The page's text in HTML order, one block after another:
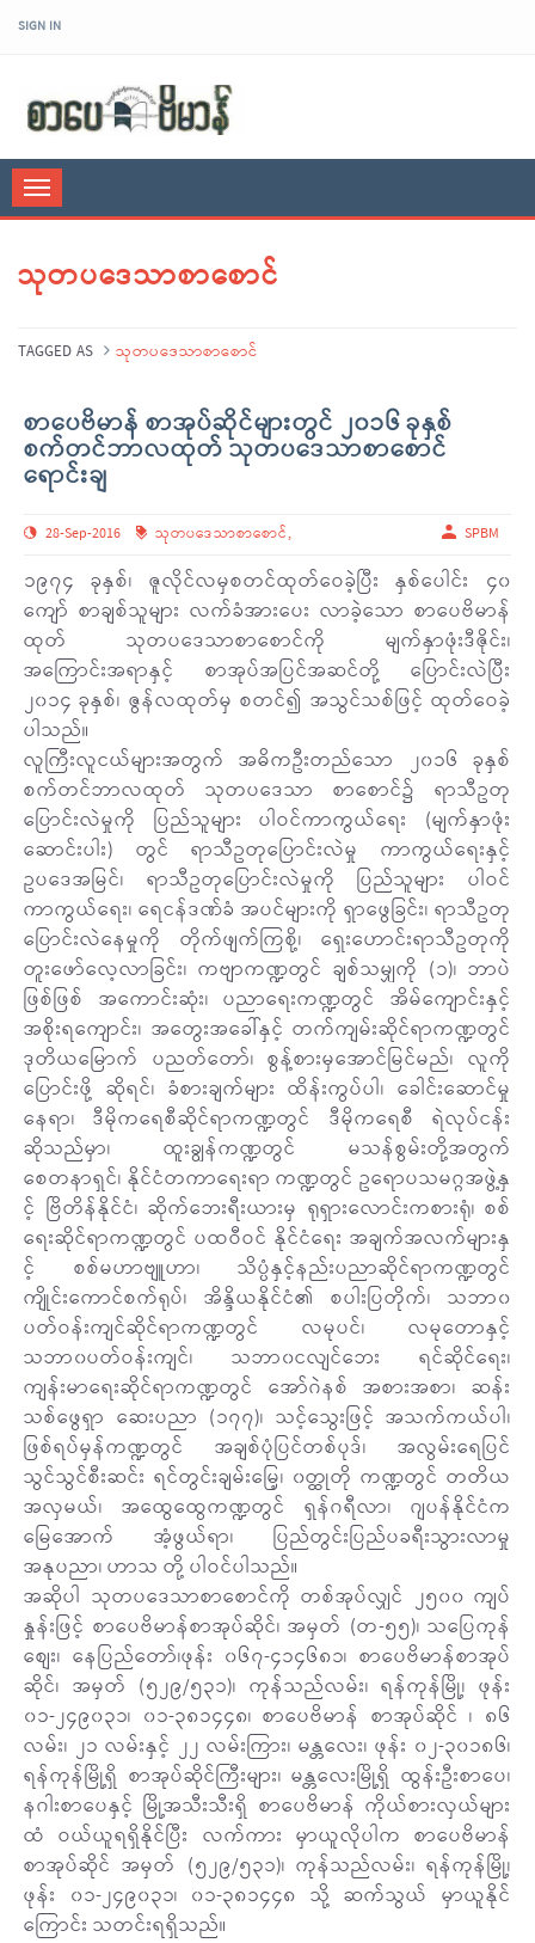
SIGN IN
Toggle
navigation
သုတပဒေသာစာစောင်
TAGGED AS သုတပဒေသာစာစောင်
စာပေဗိမာန် စာအုပ်ဆိုင်များတွင် ၂၀၁၆ ခုနှစ်
စက်တင်ဘာလထုတ် သုတပဒေသာစာစောင်
ရောင်းချ
28-Sep-2016 သုတပဒေသာစာစောင်, SPBM
၁၉၇၄ ခုနှစ်၊ ဇူလိုင်လမှစတင်ထုတ်ဝေခဲ့ပြီး နှစ်ပေါင်း ၄၀
ကျော် စာချစ်သူများ လက်ခံအားပေး လာခဲ့သော စာပေဗိမာန်
ထုတ် သုတပဒေသာစာစောင်ကို မျက်နှာဖုံးဒီဇိုင်း၊
အကြောင်းအရာနှင့် စာအုပ်အပြင်အဆင်တို့ ပြောင်းလဲပြီး
၂၀၁၄ ခုနှစ်၊ ဇွန်လထုတ်မှ စတင်၍ အသွင်သစ်ဖြင့် ထုတ်ဝေခဲ့
ပါသည်။
လူကြီးလူငယ်များအတွက် အဓိကဦးတည်သော ၂၀၁၆ ခုနှစ်
စက်တင်ဘာလထုတ် သုတပဒေသာ စာစောင်၌ ရာသီဥတု
ပြောင်းလဲမှုကို ပြည်သူများ ပါဝင်ကာကွယ်ရေး (မျက်နှာဖုံး
ဆောင်းပါး) တွင် ရာသီဥတုပြောင်းလဲမှု ကာကွယ်ရေးနှင့်
ဥပဒေအမြင်၊ ရာသီဥတုပြောင်းလဲမှုကို ပြည်သူများ ပါဝင်
ကာကွယ်ရေး၊ ရေငန်ဒဏ်ခံ အပင်များကို ရှာဖွေခြင်း၊ ရာသီဥတု
ပြောင်းလဲနေမှုကို တိုက်ဖျက်ကြစို့၊ ရှေးဟောင်းရာသီဥတုကို
တူးဖော်လေ့လာခြင်း၊ ကဗျာကဏ္ဍတွင် ချစ်သမျှကို (၁)၊ ဘာပဲ
ဖြစ်ဖြစ် အကောင်းဆုံး၊ ပညာရေးကဏ္ဍတွင် အိမ်ကျောင်းနှင့်
အစိုးရကျောင်း၊ အတွေးအခေါ်နှင့် တက်ကျမ်းဆိုင်ရာကဏ္ဍတွင်
ဒုတိယမြောက် ပညတ်တော်၊ စွန့်စားမှအောင်မြင်မည်၊ လူကို
ပြောင်းဖို့ ဆိုရင်၊ ခံစားချက်များ ထိန်းကွပ်ပါ၊ ခေါင်းဆောင်မှု
နေရာ၊ ဒီမိုကရေစီဆိုင်ရာကဏ္ဍတွင် ဒီမိုကရေစီ ရဲလုပ်ငန်း
ဆိုသည်မှာ၊ ထူးချွန်ကဏ္ဍတွင် မသန်စွမ်းတို့အတွက်
စေတနာရှင်၊ နိုင်ငံတကာရေးရာ ကဏ္ဍတွင် ဥရောပသမဂ္ဂအဖွဲ့နှ
င့် ဗြိတိန်နိုင်ငံ၊ ဆိုက်ဘေးရီးယားမှ ရုရှားလောင်းကစားရုံ၊ စစ်
ရေးဆိုင်ရာကဏ္ဍတွင် ပထဝီဝင် နိုင်ငံရေး အချက်အလက်များနှ
င့် စစ်မဟာဗျူဟာ၊ သိပ္ပံနှင့်နည်းပညာဆိုင်ရာကဏ္ဍတွင်
ကျိုင်းကောင်စက်ရုပ်၊ အိန္ဒိယနိုင်ငံ၏ စပါးပြတိုက်၊ သဘာ၀
ပတ်ဝန်းကျင်ဆိုင်ရာကဏ္ဍတွင် လမုပင်၊ လမုတောနှင့်
သဘာ၀ပတ်ဝန်းကျင်၊ သဘာ၀ငလျင်ဘေး ရင်ဆိုင်ရေး၊
ကျန်းမာရေးဆိုင်ရာကဏ္ဍတွင် အော်ဂဲနစ် အစားအစာ၊ ဆန်း
သစ်ဖွေရှာ ဆေးပညာ (၁၇၇)၊ သင့်သွေးဖြင့် အသက်ကယ်ပါ၊
ဖြစ်ရပ်မှန်ကဏ္ဍတွင် အချစ်ပုံပြင်တစ်ပုဒ်၊ အလွမ်းရေပြင်
သွင်သွင်စီးဆင်း ရင်တွင်းချမ်းမြေ့၊ ၀တ္ထုတို ကဏ္ဍတွင် တတိယ
အလှမယ်၊ အထွေထွေကဏ္ဍတွင် ရှန်ဂရီလာ၊ ဂျပန်နိုင်ငံက
မြေအောက် အံ့ဖွယ်ရာ၊ ပြည်တွင်းပြည်ပခရီးသွားလာမှု
အနုပညာ၊ ဟာသ တို့ ပါဝင်ပါသည်။
အဆိုပါ သုတပဒေသာစာစောင်ကို တစ်အုပ်လျှင် ၂၅၀၀ ကျပ်
နှုန်းဖြင့် စာပေဗိမာန်စာအုပ်ဆိုင်၊ အမှတ် (တ-၅၅)၊ သပြေကုန်
စျေး၊ နေပြည်တော်၊ဖုန်း ၀၆၇-၄၁၄၆၈၁၊ စာပေဗိမာန်စာအုပ်
ဆိုင်၊ အမှတ် (၅၂၉/၅၃၁)၊ ကုန်သည်လမ်း၊ ရန်ကုန်မြို့၊ ဖုန်း
၀၁-၂၄၉၀၃၁၊ ၀၁-၃၈၁၄၄၈၊ စာပေဗိမာန် စာအုပ်ဆိုင် ၊ ၈၆
လမ်း၊ ၂၁ လမ်းနှင့် ၂၂ လမ်းကြား၊ မန္တလေး၊ ဖုန်း ၀၂-၃၀၁၈၆၊
ရန်ကုန်မြို့ရှိ စာအုပ်ဆိုင်ကြီးများ၊ မန္တလေးမြို့ရှိ ထွန်းဦးစာပေ၊
နဂါးစာပေနှင့် မြို့အသီးသီးရှိ စာပေဗိမာန် ကိုယ်စားလှယ်များ
ထံ ဝယ်ယူရရှိနိုင်ပြီး လက်ကား မှာယူလိုပါက စာပေဗိမာန်
စာအုပ်ဆိုင် အမှတ် (၅၂၉/၅၃၁)၊ ကုန်သည်လမ်း၊ ရန်ကုန်မြို့၊
ဖုန်း ၀၁-၂၄၉၀၃၁၊ ၀၁-၃၈၁၄၄၈ သို့ ဆက်သွယ် မှာယူနိုင်
ကြောင်း သတင်းရရှိသည်။